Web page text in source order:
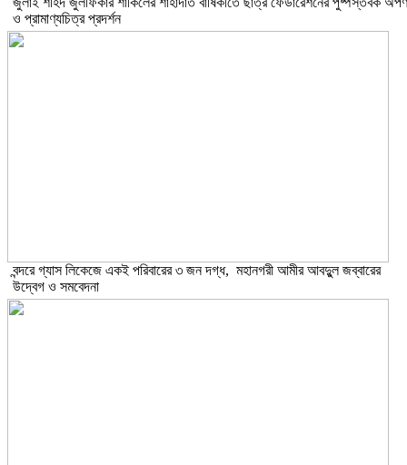
ও প্রামাণ্যচিত্র প্রদর্শন
বন্দরে গ্যাস লিকেজে একই পরিবারের ৩ জন দগ্ধ, মহানগরী আমীর আবদুুল জব্বারের
উদ্বেগ ও সমবেদনা